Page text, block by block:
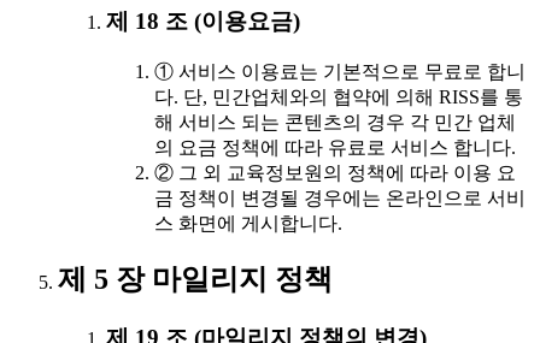
제 18 조 (이용요금)
① 서비스 이용료는 기본적으로 무료로 합니
다. 단, 민간업체와의 협약에 의해 RISS를 통
해 서비스 되는 콘텐츠의 경우 각 민간 업체
의 요금 정책에 따라 유료로 서비스 합니다.
② 그 외 교육정보원의 정책에 따라 이용 요
금 정책이 변경될 경우에는 온라인으로 서비
스 화면에 게시합니다.
제 5 장 마일리지 정책